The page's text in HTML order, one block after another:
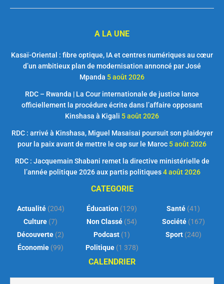
A LA UNE
Kasaï-Oriental : fibre optique, IA et centres numériques au cœur
d’un ambitieux plan de modernisation annoncé par José
Mpanda 5 août 2026
RDC – Rwanda | La Cour internationale de justice lance
officiellement la procédure écrite dans l’affaire opposant
Kinshasa à Kigali 5 août 2026
RDC : arrivé à Kinshasa, Miguel Masaisai poursuit son plaidoyer
pour la paix avant de mettre le cap sur le Maroc 5 août 2026
RDC : Jacquemain Shabani remet la directive ministérielle de
l’année politique 2026 aux partis politiques 4 août 2026
CATEGORIE
Actualité(204)
Culture (7)
Découverte (2)
Économie (99)
Éducation (129)
Non Classé (54)
Podcast (1)
Politique(1 378)
Santé (41)
Société(167)
Sport(240)
CALENDRIER